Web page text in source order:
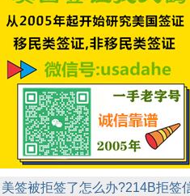
美签被拒签了怎么办?214B拒签